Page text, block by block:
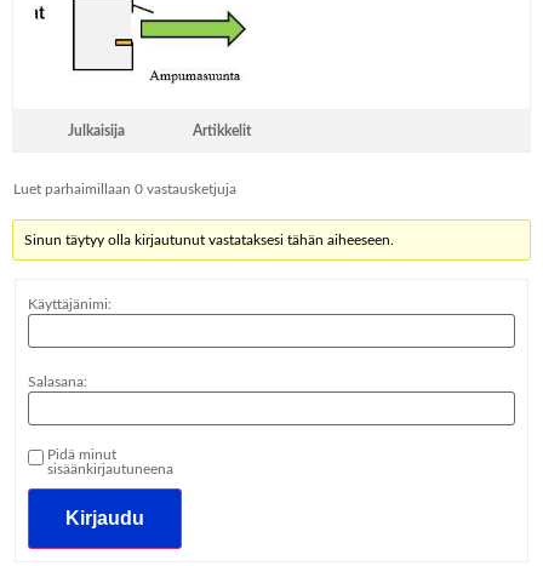
Julkaisija Artikkelit
Luet parhaimillaan 0 vastausketjuja
Sinun täytyy olla kirjautunut vastataksesi tähän aiheeseen.
Käyttäjänimi:
Salasana:
Pidä minut
sisäänkirjautuneena
Kirjaudu